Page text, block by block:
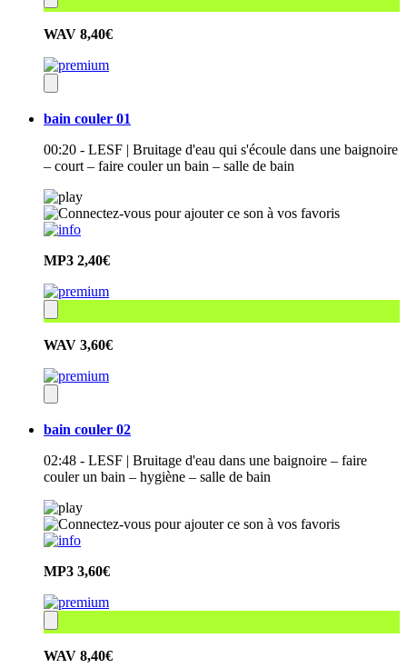
WAV 8,40€
bain couler 01
00:20 - LESF | Bruitage d'eau qui s'écoule dans une baignoire
– court – faire couler un bain – salle de bain
MP3 2,40€
WAV 3,60€
bain couler 02
02:48 - LESF | Bruitage d'eau dans une baignoire – faire
couler un bain – hygiène – salle de bain
MP3 3,60€
WAV 8,40€